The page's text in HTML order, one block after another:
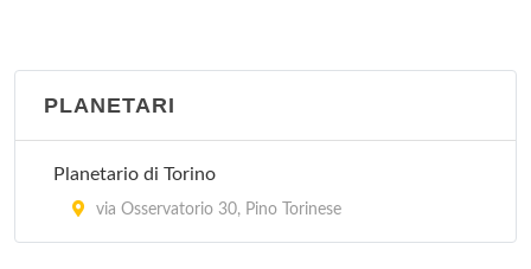
PLANETARI
Planetario di Torino
via Osservatorio 30, Pino Torinese